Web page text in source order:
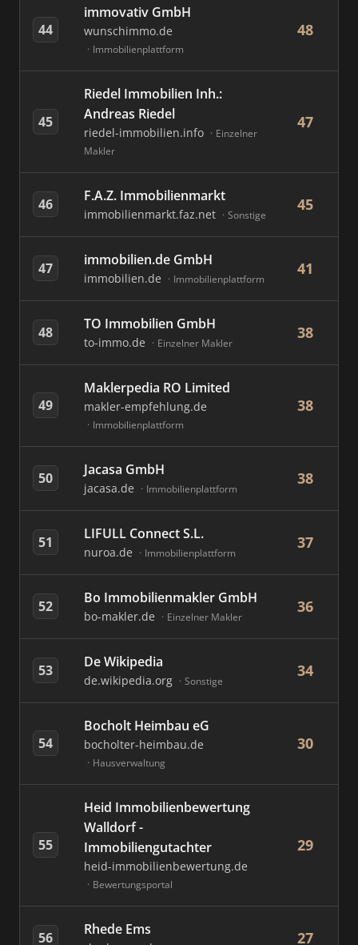
44
immovativ GmbH
wunschimmo.de
Immobilienplattform
48
45
Riedel Immobilien Inh.:
Andreas Riedel
riedel-immobilien.info
Einzelner
Makler
47
46 F.A.Z. Immobilienmarkt
immobilienmarkt.faz.net Sonstige
45
47 immobilien.de GmbH
immobilien.de Immobilienplattform
41
48 TO Immobilien GmbH
to-immo.de Einzelner Makler
38
49
Maklerpedia RO Limited
makler-empfehlung.de
Immobilienplattform
38
50 Jacasa GmbH
jacasa.de Immobilienplattform
38
51 LIFULL Connect S.L.
nuroa.de Immobilienplattform
37
52 Bo Immobilienmakler GmbH
bo-makler.de Einzelner Makler
36
53 De Wikipedia
de.wikipedia.org Sonstige
34
54
Bocholt Heimbau eG
bocholter-heimbau.de
Hausverwaltung
30
55
Heid Immobilienbewertung
Walldorf -
Immobiliengutachter
heid-immobilienbewertung.de
Bewertungsportal
29
56 Rhede Ems 27